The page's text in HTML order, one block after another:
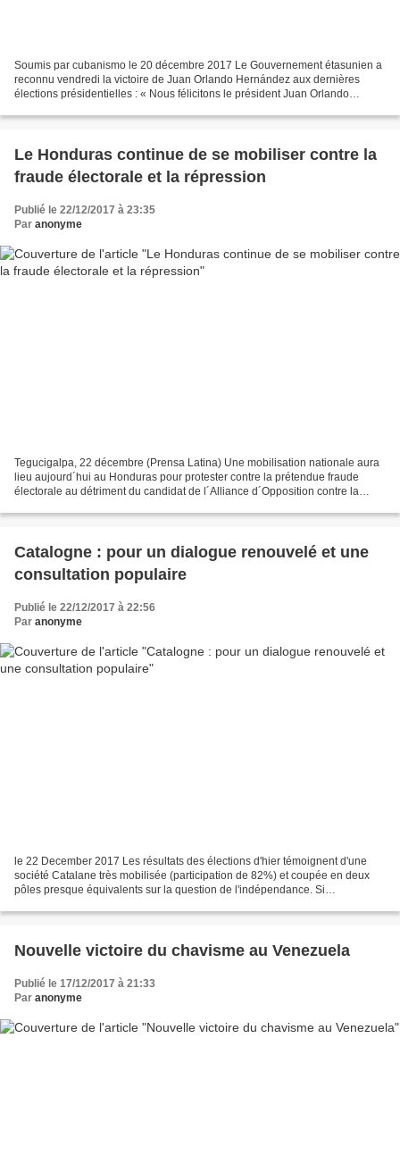
Soumis par cubanismo le 20 décembre 2017 Le Gouvernement étasunien a
reconnu vendredi la victoire de Juan Orlando Hernández aux dernières
élections présidentielles : « Nous félicitons le président Juan Orlando
Le Honduras continue de se mobiliser contre la
fraude électorale et la répression
Publié le 22/12/2017 à 23:35
Par anonyme
Tegucigalpa, 22 décembre (Prensa Latina) Une mobilisation nationale aura
lieu aujourd´hui au Honduras pour protester contre la prétendue fraude
électorale au détriment du candidat de l´Alliance d´Opposition contre la
Catalogne : pour un dialogue renouvelé et une
consultation populaire
Publié le 22/12/2017 à 22:56
Par anonyme
le 22 December 2017 Les résultats des élections d'hier témoignent d'une
société Catalane très mobilisée (participation de 82%) et coupée en deux
pôles presque équivalents sur la question de l'indépendance. Si
Nouvelle victoire du chavisme au Venezuela
Publié le 17/12/2017 à 21:33
Par anonyme